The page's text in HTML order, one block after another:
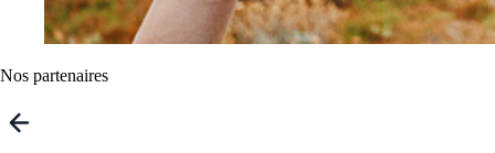
Nos partenaires